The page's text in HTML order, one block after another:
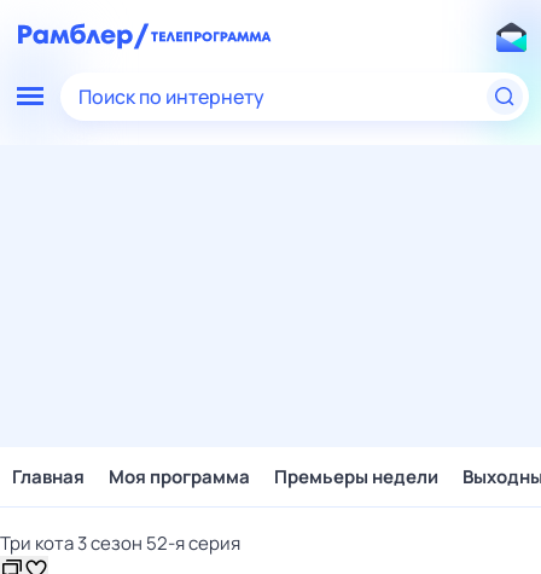
Поиск по интернету
Главная Моя программа Премьеры недели
Три кота 3 сезон 52-я серия